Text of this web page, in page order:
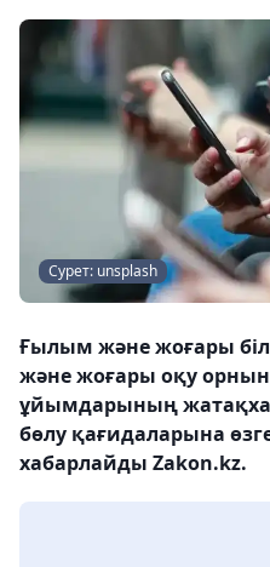
Сурет: unsplash
Ғылым және жоғары
және жоғары оқу
ұйымдарының
бөлу қағидаларына
хабарлайды Zakon.kz.